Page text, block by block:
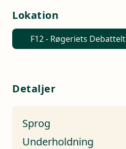
Lokation
F12 - Røgeriets Debattelt
Detaljer
Sprog
Underholdning